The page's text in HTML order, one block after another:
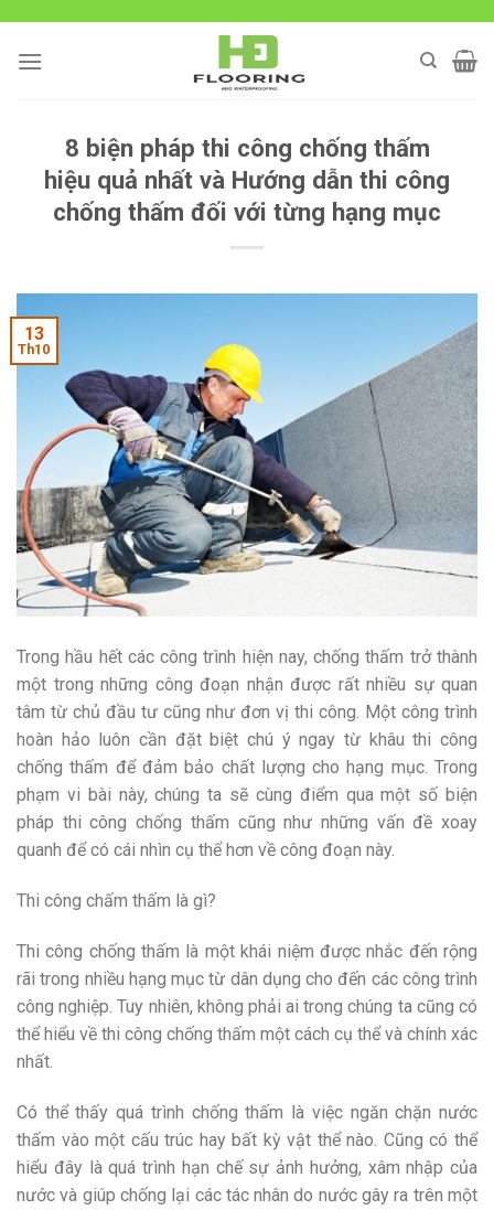
content
8 biện pháp thi công chống thấm
hiệu quả nhất và Hướng dẫn thi công
chống thấm đối với từng hạng mục
13
Th10
Trong hầu hết các công trình hiện nay, chống thấm trở thành
một trong những công đoạn nhận được rất nhiều sự quan
tâm từ chủ đầu tư cũng như đơn vị thi công. Một công trình
hoàn hảo luôn cần đặt biệt chú ý ngay từ khâu thi công
chống thấm để đảm bảo chất lượng cho hạng mục. Trong
phạm vi bài này, chúng ta sẽ cùng điểm qua một số biện
pháp thi công chống thấm cũng như những vấn đề xoay
quanh để có cái nhìn cụ thể hơn về công đoạn này.
Thi công chấm thấm là gì?
Thi công chống thấm là một khái niệm được nhắc đến rộng
rãi trong nhiều hạng mục từ dân dụng cho đến các công trình
công nghiệp. Tuy nhiên, không phải ai trong chúng ta cũng có
thể hiểu về thi công chống thấm một cách cụ thể và chính xác
nhất.
Có thể thấy quá trình chống thấm là việc ngăn chặn nước
thấm vào một cấu trúc hay bất kỳ vật thể nào. Cũng có thể
hiểu đây là quá trình hạn chế sự ảnh hưởng, xâm nhập của
nước và giúp chống lại các tác nhân do nước gây ra trên một